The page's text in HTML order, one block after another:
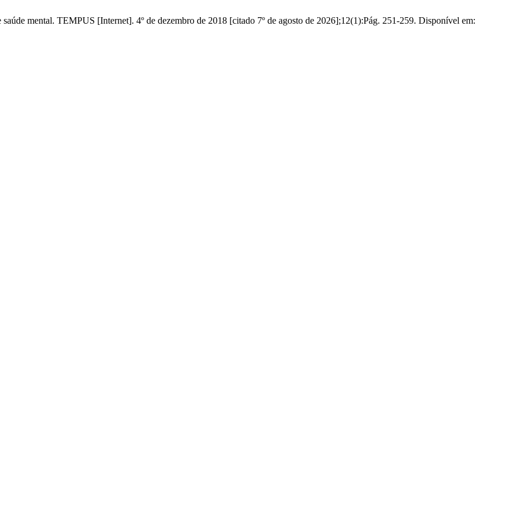
mental. TEMPUS [Internet]. 4º de dezembro de 2018 [citado 7º de agosto de 2026];12(1):Pág. 251-259. Disponível em: